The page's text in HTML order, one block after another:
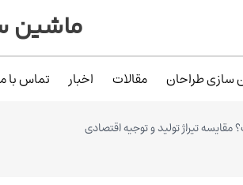
ماشین
سازی طراحان مقالات اخبار تماس با
تیراژ تولید و توجیه اقتصادی